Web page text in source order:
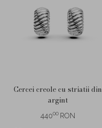
Cercei creole cu striatii din
argint
44000 RON